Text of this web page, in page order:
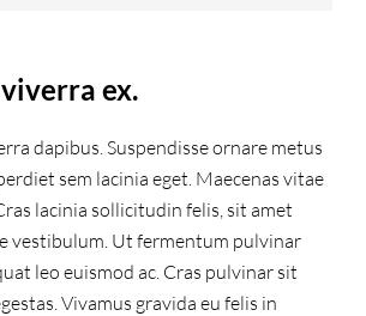
ex.
dapibus. Suspendisse ornare metus
sem lacinia eget. Maecenas vitae
lacinia sollicitudin felis, sit amet
vestibulum. Ut fermentum pulvinar
leo euismod ac. Cras pulvinar sit
Vivamus gravida eu felis in